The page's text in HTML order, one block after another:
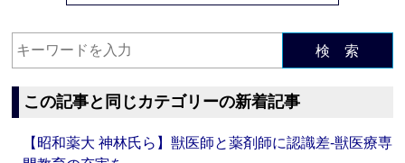
検 索
この記事と同じカテゴリーの新着記事
【昭和薬大 神林氏ら】獣医師と薬剤師に認識差‐獣医療専